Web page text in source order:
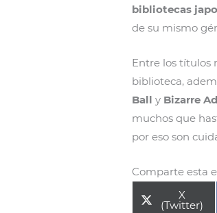
bibliotecas
de su mismo
Entre los títulos
biblioteca,
Ball y Bizarre
muchos que
por eso son
Comparte esta
en
X
(Twitter)